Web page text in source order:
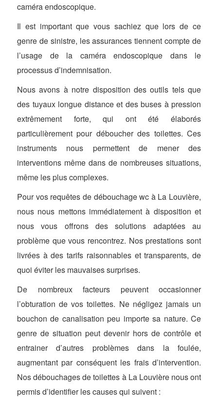
caméra endoscopique.
Il est important que vous sachiez que lors de ce
genre de sinistre, les assurances tiennent compte de
l’usage de la caméra endoscopique dans le
processus d’indemnisation.
Nous avons à notre disposition des outils tels que
des tuyaux longue distance et des buses à pression
extrêmement forte, qui ont été élaborés
particulièrement pour déboucher des toilettes. Ces
instruments nous permettent de mener des
interventions même dans de nombreuses situations,
même les plus complexes.
Pour vos requêtes de débouchage wc à La Louvière,
nous nous mettons immédiatement à disposition et
nous vous offrons des solutions adaptées au
problème que vous rencontrez. Nos prestations sont
livrées à des tarifs raisonnables et transparents, de
quoi éviter les mauvaises surprises.
De nombreux facteurs peuvent occasionner
l’obturation de vos toilettes. Ne négligez jamais un
bouchon de canalisation peu importe sa nature. Ce
genre de situation peut devenir hors de contrôle et
entrainer d’autres problèmes dans la foulée,
augmentant par conséquent les frais d’intervention.
Nos débouchages de toilettes à La Louvière nous ont
permis d’identifier les causes qui suivent :